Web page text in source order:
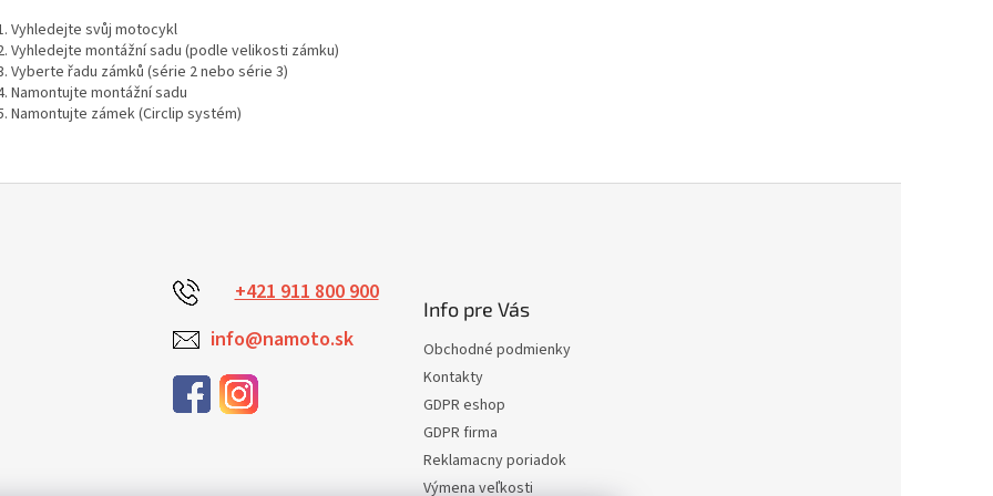
Vyhledejte svůj motocykl
Vyhledejte montážní sadu (podle velikosti zámku)
Vyberte řadu zámků (série 2 nebo série 3)
Namontujte montážní sadu
Namontujte zámek (Circlip systém)
+421 911 800 900
info@namoto.sk
Info pre Vás
Obchodné podmienky
Kontakty
GDPR eshop
GDPR firma
Reklamacny poriadok
Výmena veľkosti